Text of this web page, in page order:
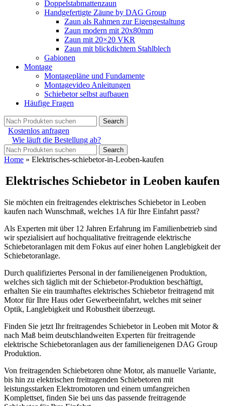
Doppelstabmattenzaun
Handgefertigte Zäune by DAG Group
Zaun als Rahmen zur Eigengestaltung
Zaun modern mit 20x80mm
Zaun mit 20×20 VKR
Zaun mit blickdichtem Stahlblech
Gabionen
Montage
Montagepläne und Fundamente
Montagevideo Anleitungen
Schiebetor selbst aufbauen
Häufige Fragen
Search
Kostenlos anfragen
Wie läuft die Bestellung ab?
Search
Home » Elektrisches-schiebetor-in-Leoben-kaufen
Elektrisches Schiebetor in Leoben kaufen
Sie möchten ein freitragendes elektrisches Schiebetor in Leoben
kaufen nach Wunschmaß, welches 1A für Ihre Einfahrt passt?
Als Experten mit über 12 Jahren Erfahrung im Familienbetrieb sind
wir spezialisiert auf hochqualitative freitragende elektrische
Schiebetoranlagen mit dem Fokus auf einer hohen Langlebigkeit der
Schiebetoranlage.
Durch qualifiziertes Personal in der familieneigenen Produktion,
welches sich täglich mit der Schiebetor-Produktion beschäftigt,
erhalten Sie ein traumhaftes elektrisches Schiebetor freitragend mit
Motor für Ihre Haus oder Gewerbeeinfahrt, welches mit seiner
Optik, Langlebigkeit und Robustheit überzeugt.
Finden Sie jetzt Ihr freitragendes Schiebetor in Leoben mit Motor &
nach Maß beim deutschlandweiten Experten für freitragende
elektrische Schiebetoranlagen aus der familieneigenen DAG Group
Produktion.
Von freitragenden Schiebetoren ohne Motor, als manuelle Variante,
bis hin zu elektrischen freitragenden Schiebetoren mit
leistungsstarken Elektromotoren und einem umfangreichen
Komplettset, finden Sie bei uns das passende freitragende